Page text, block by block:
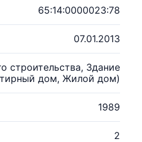
65:14:0000023:78
07.01.2013
строительства, Здание
дом, Жилой дом)
1989
2